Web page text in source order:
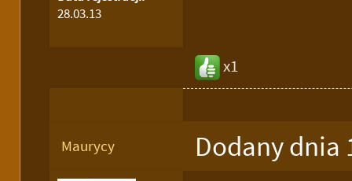
28.03.13
x1
Maurycy Dodany dnia